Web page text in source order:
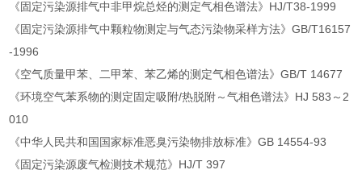
《固定污染源排气中非甲烷总烃的测定气相色谱法》HJ/T38-1999
《固定污染源排气中颗粒物测定与气态污染物采样方法》GB/T16157
-1996
《空气质量甲苯、二甲苯、苯乙烯的测定气相色谱法》GB/T 14677
《环境空气苯系物的测定固定吸附/热脱附～气相色谱法》HJ 583～2
010
《中华人民共和国国家标准恶臭污染物排放标准》GB 14554-93
《固定污染源废气检测技术规范》HJ/T 397